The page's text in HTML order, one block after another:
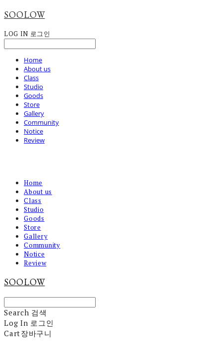
SOOLOW
LOG IN 로그인
Home
About us
Class
Studio
Goods
Store
Gallery
Community
Notice
Review
Home
About us
Class
Studio
Goods
Store
Gallery
Community
Notice
Review
SOOLOW
Search 검색
Log In 로그인
Cart장바구니